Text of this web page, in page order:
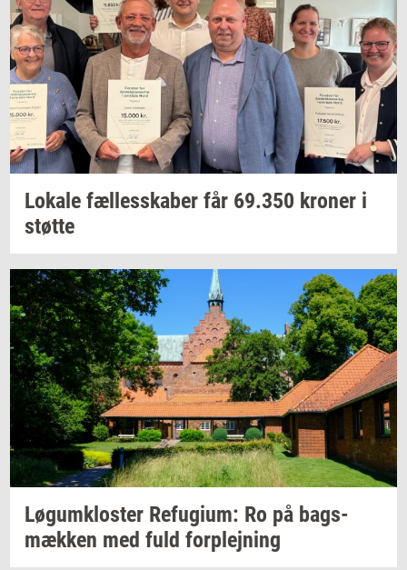
Lo­ka­le fæl­les­ska­ber får 69.350 kro­ner i
støt­te
Løgum­klo­ster Re­fu­gi­um: Ro på bags­
mæk­ken med fuld for­plej­ning